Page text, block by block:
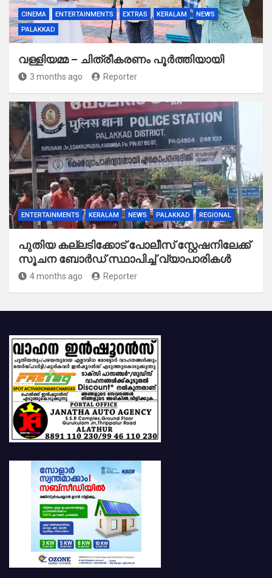
CINEMA ENTERTAINMENTS EXTRAS KERALAM
NEWS
PALAKKAD
വള്ളിയമ്മ – ചിത്രീകരണം പൂർത്തിയായി
3 months ago Reporter
ENTERTAINMENTS KERALAM NEWS PALAKKAD REGIONAL
പുതിയ കല്ലടിക്കോട് പോലീസ് സ്റ്റേഷനിലേക്ക്
സൂചന ബോർഡ് സ്ഥാപിച്ച് വ്യാപാരികൾ
4 months ago Reporter